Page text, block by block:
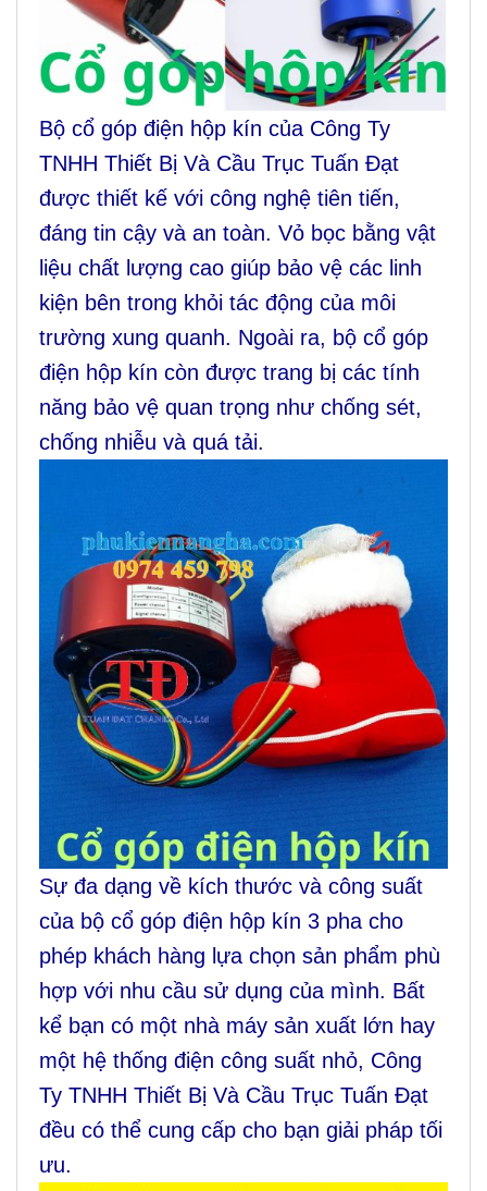
Bộ cổ góp điện hộp kín của Công Ty
TNHH Thiết Bị Và Cầu Trục Tuấn Đạt
được thiết kế với công nghệ tiên tiến,
đáng tin cậy và an toàn. Vỏ bọc bằng vật
liệu chất lượng cao giúp bảo vệ các linh
kiện bên trong khỏi tác động của môi
trường xung quanh. Ngoài ra, bộ cổ góp
điện hộp kín còn được trang bị các tính
năng bảo vệ quan trọng như chống sét,
chống nhiễu và quá tải.
Sự đa dạng về kích thước và công suất
của bộ cổ góp điện hộp kín 3 pha cho
phép khách hàng lựa chọn sản phẩm phù
hợp với nhu cầu sử dụng của mình. Bất
kể bạn có một nhà máy sản xuất lớn hay
một hệ thống điện công suất nhỏ, Công
Ty TNHH Thiết Bị Và Cầu Trục Tuấn Đạt
đều có thể cung cấp cho bạn giải pháp tối
ưu.